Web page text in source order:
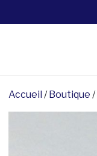
Accueil /Boutique /